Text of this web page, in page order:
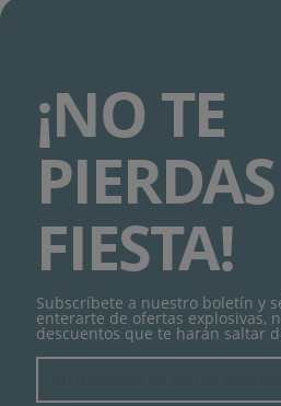
¡NO TE
FIESTA!
Subscríbete a nuestro boletín y
enterarte de ofertas explosivas,
descuentos que te harán saltar